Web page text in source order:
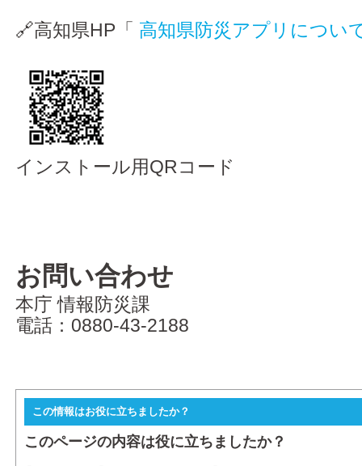
🔗高知県HP「 高知県防災アプリについ
インストール用QRコード
お問い合わせ
本庁 情報防災課
電話：0880-43-2188
この情報はお役に立ちましたか？
このページの内容は役に立ちましたか？